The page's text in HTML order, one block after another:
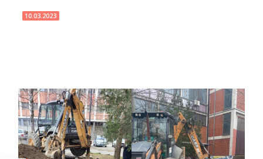
10.03.2023